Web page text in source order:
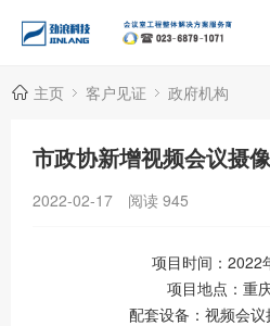
主页 客户见证 政府机构
市政协新增视频会议摄
2022-02-17 阅读 945
项目时间：2022
项目地点：重
配套设备：视频会